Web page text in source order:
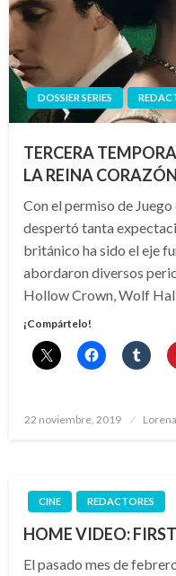
DOSSIER SERIES
TERCERA
LA REINA
Con el permiso de
despertó tanta
británico ha sido el eje
abordaron diversos
Hollow Crown, Wolf
¡Compártelo!
Publicado
22 noviembre, 2019
CINE REDACTORES
HOME VIDEO:
El pasado mes de